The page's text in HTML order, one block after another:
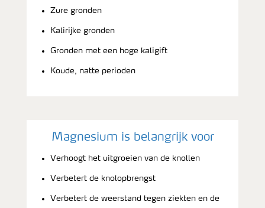
Zure gronden
Kalirijke gronden
Gronden met een hoge kaligift
Koude, natte perioden
Magnesium is belangrijk voor
Verhoogt het uitgroeien van de knollen
Verbetert de knolopbrengst
Verbetert de weerstand tegen ziekten en de